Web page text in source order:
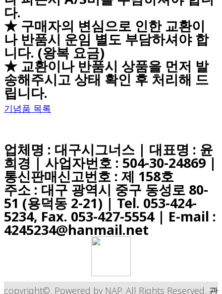
다.
★ 구매자의 변심으로 인한 교환이
나 반품시 운임 별도 부담하셔야 합
니다. (왕복 요금)
★ 교환이나 반품시 상품을 먼저 발
송해주시고 상태 확인 후 처리해 드
립니다.
기념품 목록
업체명 : 대구시그너스 | 대표명 : 윤
희경 | 사업자번호 : 504-30-24869 |
통신판매신고번호 : 제 158호
주소 : 대구 광역시 중구 동성로 80-
51 (용덕동 2-21) | Tel. 053-424-
5234, Fax. 053-427-5554| E-mail :
4245234@hanmail.net
copyright©. Powered by NAP. All Rights Reserved. 관